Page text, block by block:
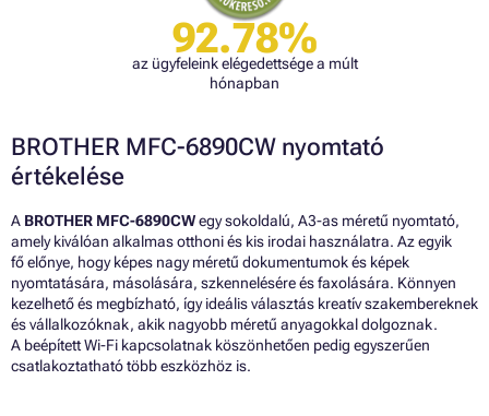
92.78%
az ügyfeleink elégedettsége a múlt
hónapban
BROTHER MFC-6890CW nyomtató
értékelése
A BROTHER MFC-6890CWegy sokoldalú, A3-as méretű nyomtató,
amely kiválóan alkalmas otthoni és kis irodai használatra. Az egyik
fő előnye, hogy képes nagy méretű dokumentumok és képek
nyomtatására, másolására, szkennelésére és faxolására. Könnyen
kezelhető és megbízható, így ideális választás kreatív szakembereknek
és vállalkozóknak, akik nagyobb méretű anyagokkal dolgoznak.
A beépített Wi-Fi kapcsolatnak köszönhetően pedig egyszerűen
csatlakoztatható több eszközhöz is.